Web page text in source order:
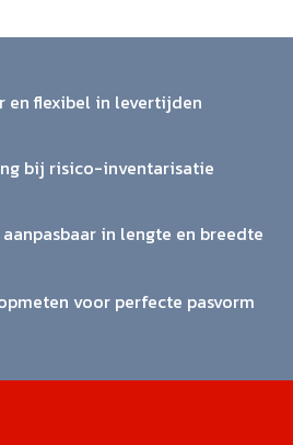
en flexibel in levertijden
bij risico-inventarisatie
in lengte en breedte
voor perfecte pasvorm